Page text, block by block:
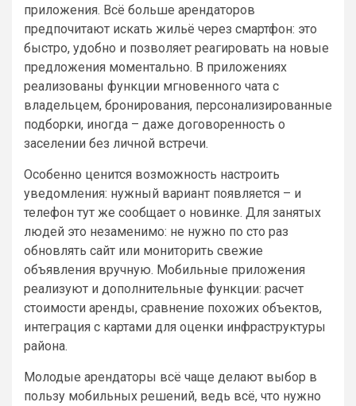
приложения. Всё больше арендаторов
предпочитают искать жильё через смартфон: это
быстро, удобно и позволяет реагировать на новые
предложения моментально. В приложениях
реализованы функции мгновенного чата с
владельцем, бронирования, персонализированные
подборки, иногда – даже договоренность о
заселении без личной встречи.
Особенно ценится возможность настроить
уведомления: нужный вариант появляется – и
телефон тут же сообщает о новинке. Для занятых
людей это незаменимо: не нужно по сто раз
обновлять сайт или мониторить свежие
объявления вручную. Мобильные приложения
реализуют и дополнительные функции: расчет
стоимости аренды, сравнение похожих объектов,
интеграция с картами для оценки инфраструктуры
района.
Молодые арендаторы всё чаще делают выбор в
пользу мобильных решений, ведь всё, что нужно